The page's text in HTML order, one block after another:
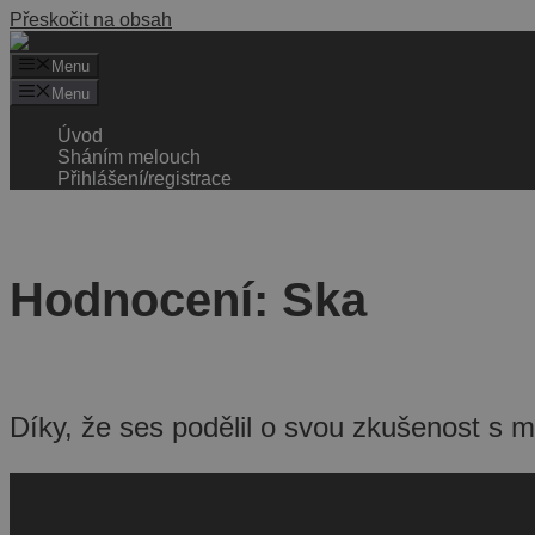
Přeskočit na obsah
Menu
Menu
Úvod
Sháním melouch
Přihlášení/registrace
Hodnocení: Ska
Díky, že ses podělil o svou zkušenost s